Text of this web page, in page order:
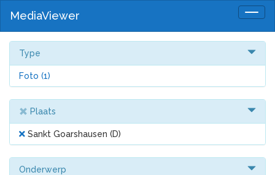
MediaViewer
Type
Foto (1)
Plaats
Sankt Goarshausen (D)
Onderwerp